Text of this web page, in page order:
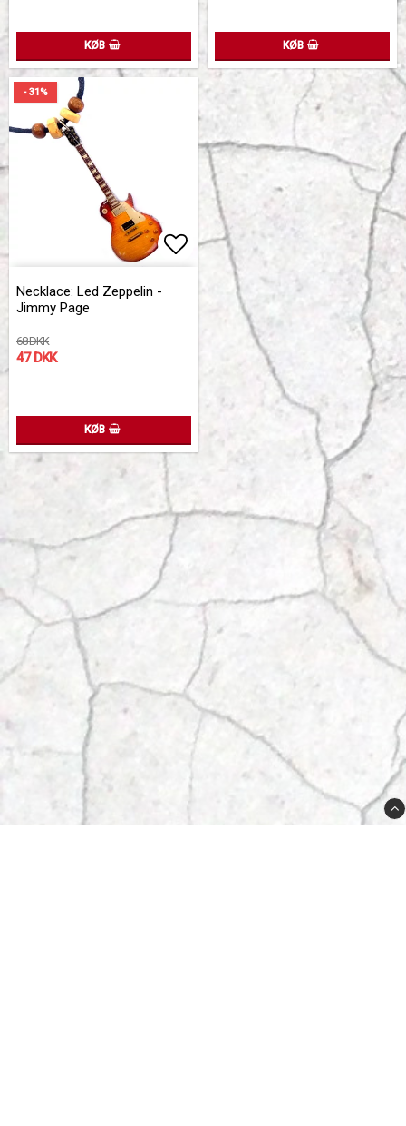
KØB KØB
- 31%
Add to list of favorites
Necklace: Led Zeppelin -
Jimmy Page
68 DKK
47 DKK
KØB